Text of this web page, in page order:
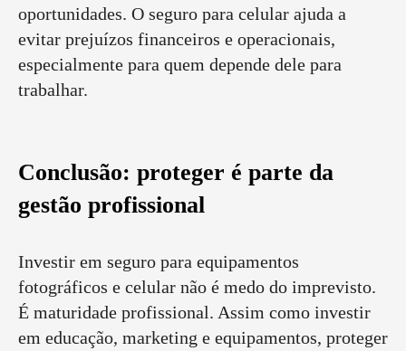
oportunidades. O seguro para celular ajuda a
evitar prejuízos financeiros e operacionais,
especialmente para quem depende dele para
trabalhar.
Conclusão: proteger é parte da
gestão profissional
Investir em seguro para equipamentos
fotográficos e celular não é medo do imprevisto.
É maturidade profissional. Assim como investir
em educação, marketing e equipamentos, proteger